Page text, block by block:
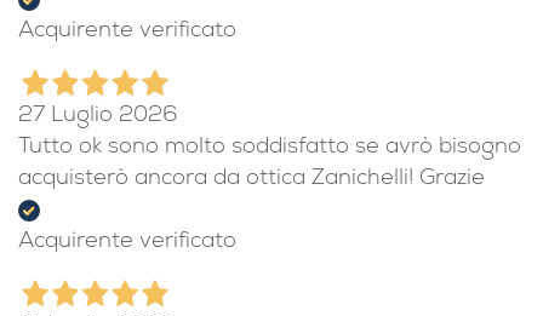
Acquirente verificato
27 Luglio 2026
Tutto ok sono molto soddisfatto se avrò bisogno
acquisterò ancora da ottica Zanichelli! Grazie
Acquirente verificato